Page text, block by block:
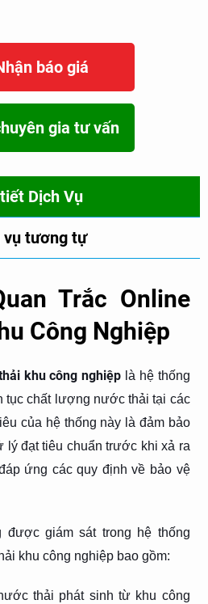
báo giá
gia tư vấn
Dịch Vụ
vụ tương tự
Trắc Online
Công Nghiệp
khu công nghiệp là hệ thống
tục chất lượng nước thải tại các
của hệ thống này là đảm bảo
đạt tiêu chuẩn trước khi xả ra
ứng các quy định về bảo vệ
được giám sát trong hệ thống
khu công nghiệp bao gồm:
thải phát sinh từ khu công